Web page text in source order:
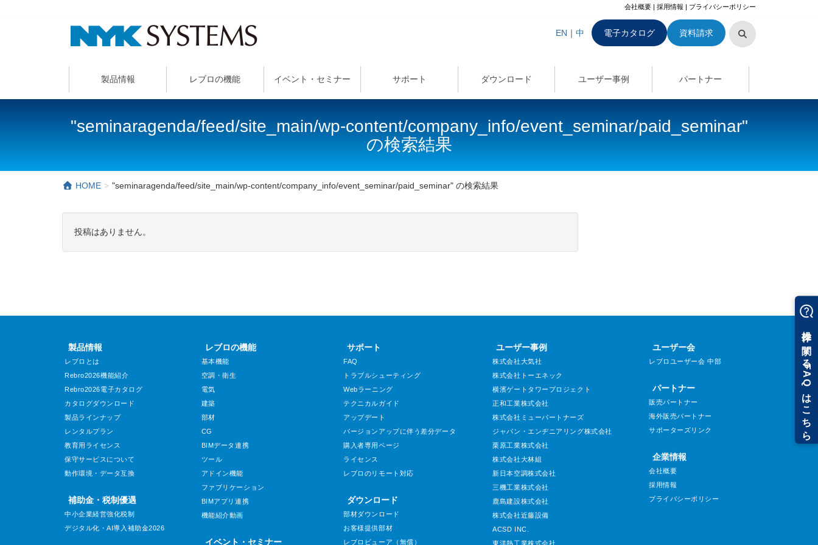
会社概要 | 採用情報 | プライバシーポリシー
EN ｜ 中 電子カタログ 資料請求
製品情報 レブロの機能 イベント・セミナー サポート ダウンロード ユーザー事例 パートナー
"seminaragenda/feed/site_main/wp-content/company_info/event_seminar/paid_seminar"
の検索結果
HOME "seminaragenda/feed/site_main/wp-content/company_info/event_seminar/paid_seminar" の検索結果
投稿はありません。
製品情報
レブロとは
Rebro2026機能紹介
Rebro2026電子カタログ
カタログダウンロード
製品ラインナップ
レンタルプラン
教育用ライセンス
保守サービスについて
動作環境・データ互換
補助金・税制優遇
中小企業経営強化税制
デジタル化・AI導入補助金2026
レブロの機能
基本機能
空調・衛生
電気
建築
部材
CG
BIMデータ連携
ツール
アドイン機能
ファブリケーション
BIMアプリ連携
機能紹介動画
イベント・セミナー
サポート
FAQ
トラブルシューティング
Webラーニング
テクニカルガイド
アップデート
バージョンアップに伴う差分データ
購入者専用ページ
ライセンス
レブロのリモート対応
ダウンロード
部材ダウンロード
お客様提供部材
レブロビューア（無償）
ユーザー事例
株式会社大気社
株式会社トーエネック
横濱ゲートタワープロジェクト
正和工業株式会社
株式会社ミューパートナーズ
ジャパン・エンヂニアリング株式会社
栗原工業株式会社
株式会社大林組
新日本空調株式会社
三機工業株式会社
鹿島建設株式会社
株式会社近藤設備
ACSD INC.
東洋熱工業株式会社
ユーザー会
レブロユーザー会 中部
パートナー
販売パートナー
海外販売パートナー
サポーターズリンク
企業情報
会社概要
採用情報
プライバシーポリシー